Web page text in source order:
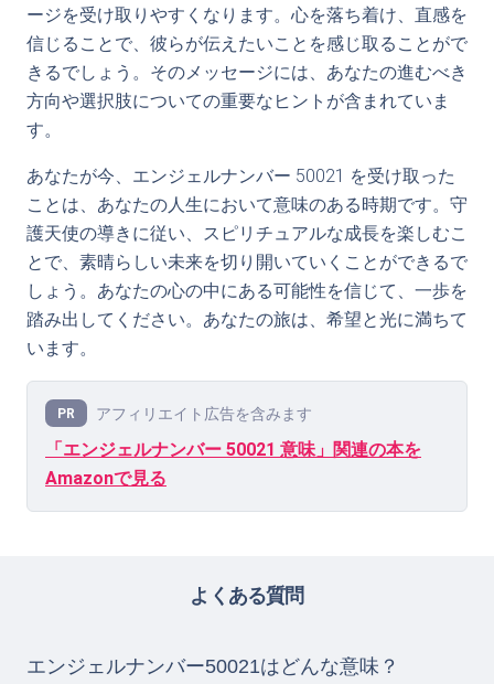
ージを受け取りやすくなります。心を落ち着け、直感を
信じることで、彼らが伝えたいことを感じ取ることがで
きるでしょう。そのメッセージには、あなたの進むべき
方向や選択肢についての重要なヒントが含まれていま
す。
あなたが今、エンジェルナンバー 50021 を受け取った
ことは、あなたの人生において意味のある時期です。守
護天使の導きに従い、スピリチュアルな成長を楽しむこ
とで、素晴らしい未来を切り開いていくことができるで
しょう。あなたの心の中にある可能性を信じて、一歩を
踏み出してください。あなたの旅は、希望と光に満ちて
います。
PR アフィリエイト広告を含みます
「エンジェルナンバー 50021 意味」関連の本を
Amazonで見る
よくある質問
エンジェルナンバー50021はどんな意味？